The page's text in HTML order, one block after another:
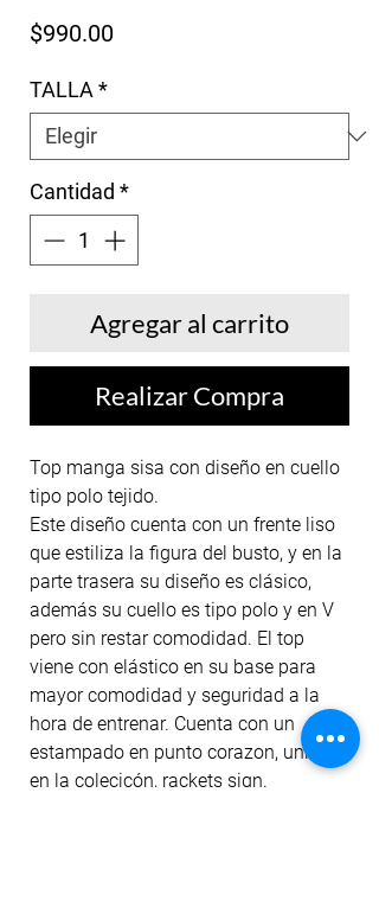
$990.00Precio
TALLA *
Cantidad *
Agregar al carrito
Realizar Compra
Top manga sisa con diseño en cuello
tipo polo tejido.
Este diseño cuenta con un frente liso
que estiliza la figura del busto, y en la
parte trasera su diseño es clásico,
además su cuello es tipo polo y en V
pero sin restar comodidad. El top
viene con elástico en su base para
mayor comodidad y seguridad a la
hora de entrenar. Cuenta con un
estampado en punto corazon, unico
en la colecicón, rackets sign.